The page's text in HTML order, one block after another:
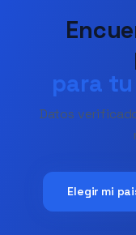
para
Datos
Elegir mi